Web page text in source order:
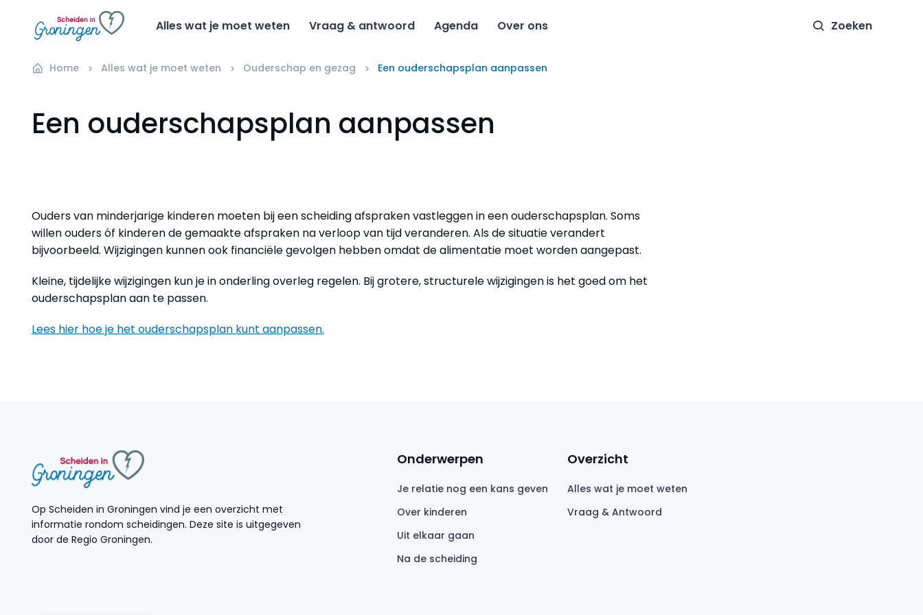
Alles wat je moet weten Vraag & antwoord Agenda Over ons Zoeken
Home Alles wat je moet weten Ouderschap en gezag Een ouderschapsplan aanpassen
Een ouderschapsplan aanpassen
Ouders van minderjarige kinderen moeten bij een scheiding afspraken vastleggen in een ouderschapsplan. Soms
willen ouders óf kinderen de gemaakte afspraken na verloop van tijd veranderen. Als de situatie verandert
bijvoorbeeld. Wijzigingen kunnen ook financiële gevolgen hebben omdat de alimentatie moet worden aangepast.
Kleine, tijdelijke wijzigingen kun je in onderling overleg regelen. Bij grotere, structurele wijzigingen is het goed om het
ouderschapsplan aan te passen.
Lees hier hoe je het ouderschapsplan kunt aanpassen.
Op Scheiden in Groningen vind je een overzicht met
informatie rondom scheidingen. Deze site is uitgegeven
door de Regio Groningen.
Onderwerpen
Je relatie nog een kans geven
Over kinderen
Uit elkaar gaan
Na de scheiding
Overzicht
Alles wat je moet weten
Vraag & Antwoord